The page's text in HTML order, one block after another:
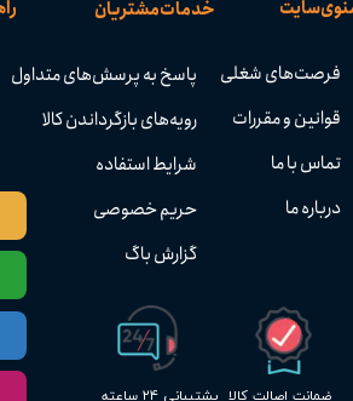
پشتیبانی ۲۴ ساعته ضمانت اصالت کالا
خدمات مشتریان
پاسخ به پرسش‌های متداول
رویه‌های بازگرداندن کالا
شرایط استفاده
حریم خصوصی
گزارش باگ
سایت
فرصت‌های شغلی
قوانین و مقررات
تماس با ما
درباره ما